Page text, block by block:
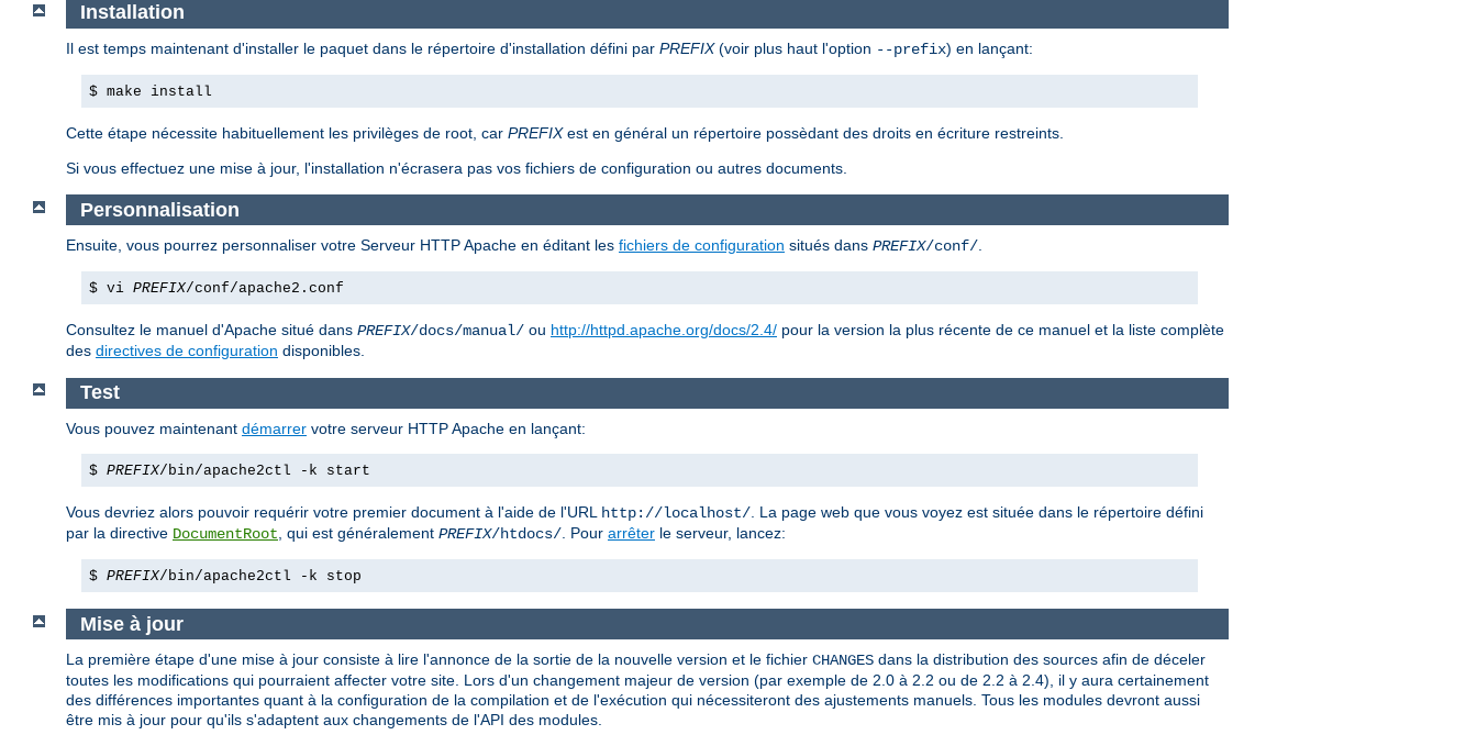
Installation
Il est temps maintenant d'installer le paquet dans le répertoire d'installation défini par PREFIX(voir plus haut l'option --prefix) en lançant:
$ make install
Cette étape nécessite habituellement les privilèges de root, car PREFIXest en général un répertoire possèdant des droits en écriture restreints.
Si vous effectuez une mise à jour, l'installation n'écrasera pas vos fichiers de configuration ou autres documents.
Personnalisation
Ensuite, vous pourrez personnaliser votre Serveur HTTP Apache en éditant les fichiers de configuration situés dans PREFIX/conf/.
$ vi PREFIX/conf/apache2.conf
Consultez le manuel d'Apache situé dans PREFIX/docs/manual/ ou http://httpd.apache.org/docs/2.4/ pour la version la plus récente de ce manuel et la liste complète
des directives de configuration disponibles.
Test
Vous pouvez maintenant démarrer votre serveur HTTP Apache en lançant:
$ PREFIX/bin/apache2ctl -k start
Vous devriez alors pouvoir requérir votre premier document à l'aide de l'URL http://localhost/ . La page web que vous voyez est située dans le répertoire défini
par la directive DocumentRoot , qui est généralement PREFIX/htdocs/ . Pour arrêter le serveur, lancez:
$ PREFIX/bin/apache2ctl -k stop
Mise à jour
La première étape d'une mise à jour consiste à lire l'annonce de la sortie de la nouvelle version et le fichier CHANGES dans la distribution des sources afin de déceler
toutes les modifications qui pourraient affecter votre site. Lors d'un changement majeur de version (par exemple de 2.0 à 2.2 ou de 2.2 à 2.4), il y aura certainement
des différences importantes quant à la configuration de la compilation et de l'exécution qui nécessiteront des ajustements manuels. Tous les modules devront aussi
être mis à jour pour qu'ils s'adaptent aux changements de l'API des modules.